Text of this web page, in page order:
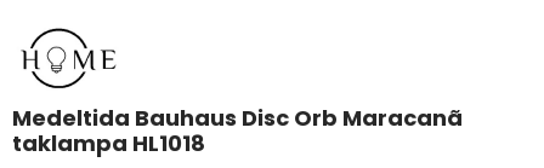
Medeltida Bauhaus Disc Orb Maracanã
taklampa HL1018